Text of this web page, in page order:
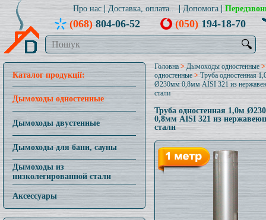
Про нас Доставка, оплата... Допомога
(068)804-06-52 (050)194-18-70
🔍
Каталог продукції:
Дымоходы одностенные
Дымоходы двустенные
Дымоходы для бани, сауны
Дымоходы из
низколегированной стали
Аксессуары
Головна > Дымоходы одностенные
одностенные >Труба одностенная
Ø230мм 0,8мм AISI 321 из
стали
Труба одностенная 1,0м
0,8мм AISI 321 из
стали